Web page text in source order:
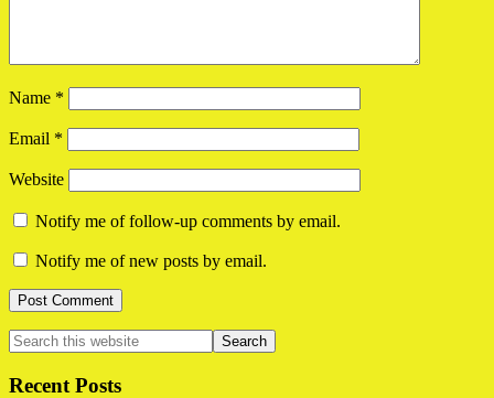
Name *
Email *
Website
Notify me of follow-up comments by email.
Notify me of new posts by email.
Primary
Sidebar
Search
this
website
Recent Posts